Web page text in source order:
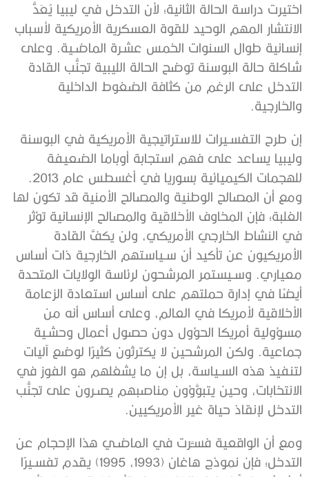
اختيرت دراسة الحالة الثانية؛ لأن التدخل في ليبيا يُعَدُّ
الانتشار المهم الوحيد للقوة العسكرية الأمريكية لأسباب
إنسانية طوال السنوات الخمس عشـرة الماضـية. وعلى
شاكلة حالة البوسنة توضح الحالة الليبية تجنُّب القادة
التدخل على الرغم من كثافة الضغوط الداخلية
والخارجية.
إن طرح التفسـيرات للاستراتيجية الأمريكية في البوسنة
وليبيا يساعد على فهم استجابة أوباما الضعيفة
ومع أن المصالح الوطنية والمصالح الأمنية قد تكون لها
الغلبة؛ فإن المخاوف الأخلاقية والمصالح الإنسانية تؤثر
في النشاط الخارجي الأمريكي، ولن يكفَّ القادة
الأمريكيون عن تأكيد أن سـياستهم الخارجية ذات أساس
معياري. وسـيستمر المرشحون لرئاسة الولايات المتحدة
أيضًا في إدارة حملتهم على أساس استعادة الزعامة
الأخلاقية لأمريكا في العالم، وعلى أساس أنه من
مسؤولية أمريكا الحؤول دون حصول أعمال وحشـية
جماعية. ولكن المرشحين لا يكترثون كثيرًا لوضع آليات
لتنفيذ هذه السـياسة، بل إن ما يشغلهم هو الفوز في
الانتخابات، وحين يتبوَّؤون مناصبهم يصـرون على تجنُّب
التدخل لإنقاذ حياة غير الأمريكيين.
ومع أن الواقعية فسـَّرت في الماضـي هذا الإحجام عن
التدخل؛ فإن نموذج هاغان (1993، 1995) يقدم تفسـيرًا